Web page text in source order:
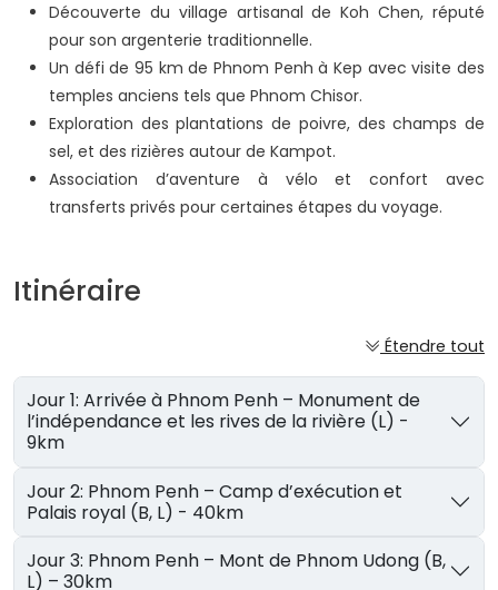
Découverte du village artisanal de Koh Chen, réputé
pour son argenterie traditionnelle.
Un défi de 95 km de Phnom Penh à Kep avec visite des
temples anciens tels que Phnom Chisor.
Exploration des plantations de poivre, des champs de
sel, et des rizières autour de Kampot.
Association d’aventure à vélo et confort avec
transferts privés pour certaines étapes du voyage.
Itinéraire
Étendre tout
Jour 1: Arrivée à Phnom Penh – Monument de
l’indépendance et les rives de la rivière (L) -
9km
Jour 2: Phnom Penh – Camp d’exécution et
Palais royal (B, L) - 40km
Jour 3: Phnom Penh – Mont de Phnom Udong (B,
L) – 30km